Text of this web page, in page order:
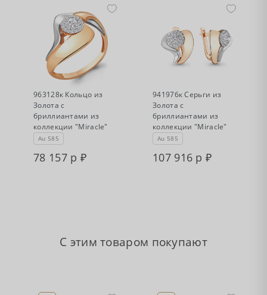
• Нет в наличии
963128к Кольцо из
Золота с
бриллиантами из
коллекции "Miracle"
Au 585
78 157 р
941976к Серьги из
Золота с
бриллиантами из
коллекции "Miracle"
Au 585
107 916 р
С этим товаром покупают